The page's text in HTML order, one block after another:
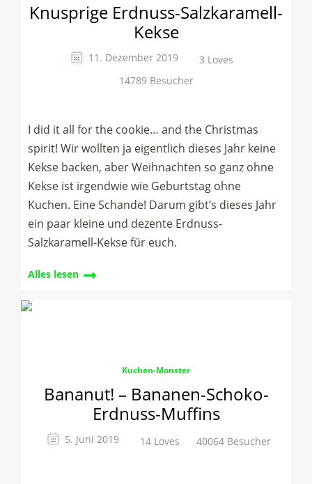
Knusprige Erdnuss-Salzkaramell-
Kekse
11. Dezember 2019
3 Loves
14789 Besucher
I did it all for the cookie… and the Christmas
spirit! Wir wollten ja eigentlich dieses Jahr keine
Kekse backen, aber Weihnachten so ganz ohne
Kekse ist irgendwie wie Geburtstag ohne
Kuchen. Eine Schande! Darum gibt’s dieses Jahr
ein paar kleine und dezente Erdnuss-
Salzkaramell-Kekse für euch.
Alles lesen
Kuchen-Monster
Bananut! – Bananen-Schoko-
Erdnuss-Muffins
5. Juni 2019 14 Loves 40064 Besucher